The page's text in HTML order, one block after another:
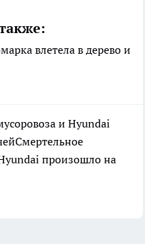
влетела в дерево и
и Hyundai
произошло на